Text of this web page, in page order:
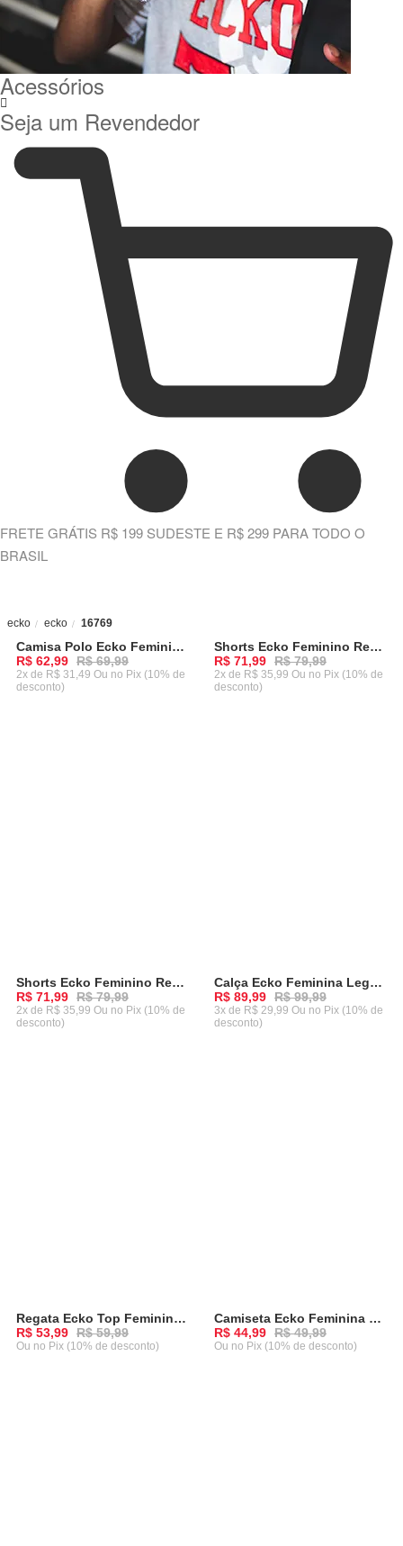
Acessórios
Seja um Revendedor
FRETE GRÁTIS R$ 199 SUDESTE E R$ 299 PARA TODO O
BRASIL
ecko ecko 16769
-10%
Camisa Polo Ecko Feminina Cropped Especial Azul Claro
R$ 62,99 R$ 69,99
2x de R$ 31,49 Ou no Pix (10% de
desconto)
-10%
Shorts Ecko Feminino Recorte Ela Pink
R$ 71,99 R$ 79,99
2x de R$ 35,99 Ou no Pix (10% de
desconto)
-10%
Shorts Ecko Feminino Recorte Ela Preta
R$ 71,99 R$ 79,99
2x de R$ 35,99 Ou no Pix (10% de
desconto)
-10%
Calça Ecko Feminina Legging Tal Preta
R$ 89,99 R$ 99,99
3x de R$ 29,99 Ou no Pix (10% de
desconto)
-10%
Regata Ecko Top Feminina Bright Rosa
R$ 53,99 R$ 59,99
Ou no Pix (10% de desconto)
-10%
Camiseta Ecko Feminina Rado Preta
R$ 44,99 R$ 49,99
Ou no Pix (10% de desconto)